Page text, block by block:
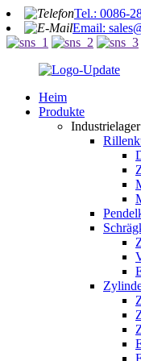
Tel.: 0086-
Email:
Heim
Produkte
Industrielager